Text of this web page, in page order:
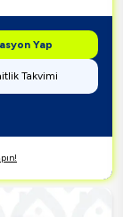
Yap
Takvimi